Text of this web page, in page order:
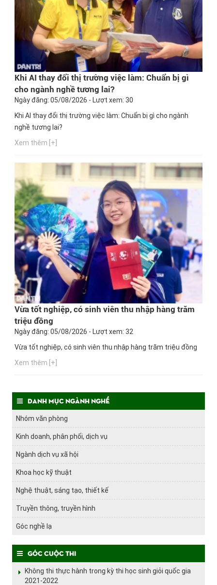
Khi AI thay đổi thị trường việc làm: Chuẩn bị gì
cho ngành nghề tương lai?
Ngày đăng: 05/08/2026 - Lượt xem: 30
Khi AI thay đổi thị trường việc làm: Chuẩn bị gì cho ngành
nghề tương lai?
Xem thêm [+]
Vừa tốt nghiệp, có sinh viên thu nhập hàng trăm
triệu đồng
Ngày đăng: 05/08/2026 - Lượt xem: 32
Vừa tốt nghiệp, có sinh viên thu nhập hàng trăm triệu đồng
Xem thêm [+]
Danh mục ngành nghề
Nhóm văn phòng
Kinh doanh, phân phối, dịch vụ
Ngành dịch vụ xã hội
Khoa học kỹ thuật
Nghệ thuật, sáng tạo, thiết kế
Truyền thông, truyền hình
Góc nghề lạ
Góc cuộc thi
Không thi thực hành trong kỳ thi học sinh giỏi quốc gia
2021-2022